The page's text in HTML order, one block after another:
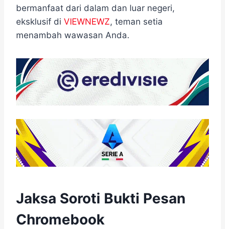
bermanfaat dari dalam dan luar negeri,
eksklusif di VIEWNEWZ, teman setia
menambah wawasan Anda.
Jaksa Soroti Bukti Pesan
Chromebook